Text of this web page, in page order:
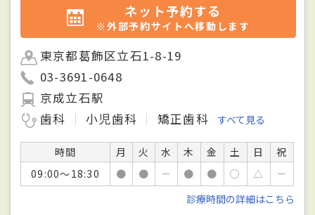
ネット予約する
※外部予約サイトへ移動します
東京都葛飾区立石1-8-19
03-3691-0648
京成立石駅
歯科
小児歯科 矯正歯科 すべて見る
時間 月 火 水 木 金 土 日
祝
09:00～18:30
● ● － ● ● ○ △
－
診療時間の詳細はこちら